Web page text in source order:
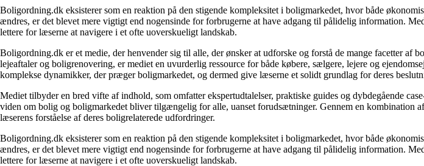
Boligordning.dk eksisterer som en reaktion på den stigende kompleksitet i boligmarkedet, hvor både
ændres, er det blevet mere vigtigt end nogensinde for forbrugerne at have adgang til pålidelig information.
lettere for læserne at navigere i et ofte uoverskueligt landskab.
Boligordning.dk er et medie, der henvender sig til alle, der ønsker at udforske og forstå de mange facetter
lejeaftaler og boligrenovering, er mediet en uvurderlig ressource for både købere, sælgere, lejere og
komplekse dynamikker, der præger boligmarkedet, og dermed give læserne et solidt grundlag for deres
Mediet tilbyder en bred vifte af indhold, som omfatter ekspertudtalelser, praktiske guides og dybdegående
viden om bolig og boligmarkedet bliver tilgængelig for alle, uanset forudsætninger. Gennem en kombination
læserens forståelse af deres boligrelaterede udfordringer.
Boligordning.dk eksisterer som en reaktion på den stigende kompleksitet i boligmarkedet, hvor både
ændres, er det blevet mere vigtigt end nogensinde for forbrugerne at have adgang til pålidelig information.
lettere for læserne at navigere i et ofte uoverskueligt landskab.